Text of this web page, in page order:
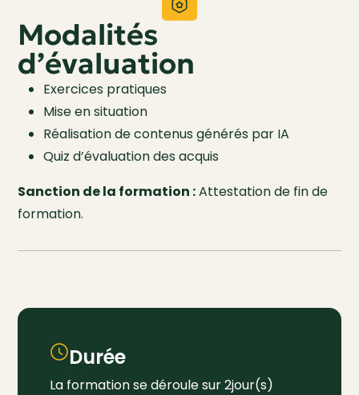
Modalités
d’évaluation
Exercices pratiques
Mise en situation
Réalisation de contenus générés par IA
Quiz d’évaluation des acquis
Sanction de la formation :Attestation de fin de
formation.
Durée
La formation se déroule sur 2jour(s)